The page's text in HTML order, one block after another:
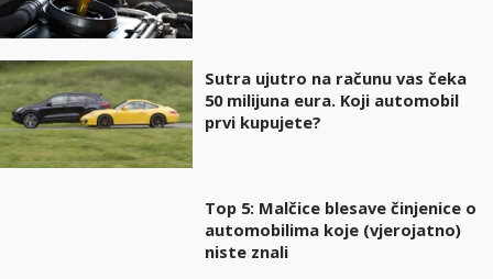
Sutra ujutro na računu vas čeka
50 milijuna eura. Koji automobil
prvi kupujete?
Top 5: Malčice blesave činjenice o
automobilima koje (vjerojatno)
niste znali